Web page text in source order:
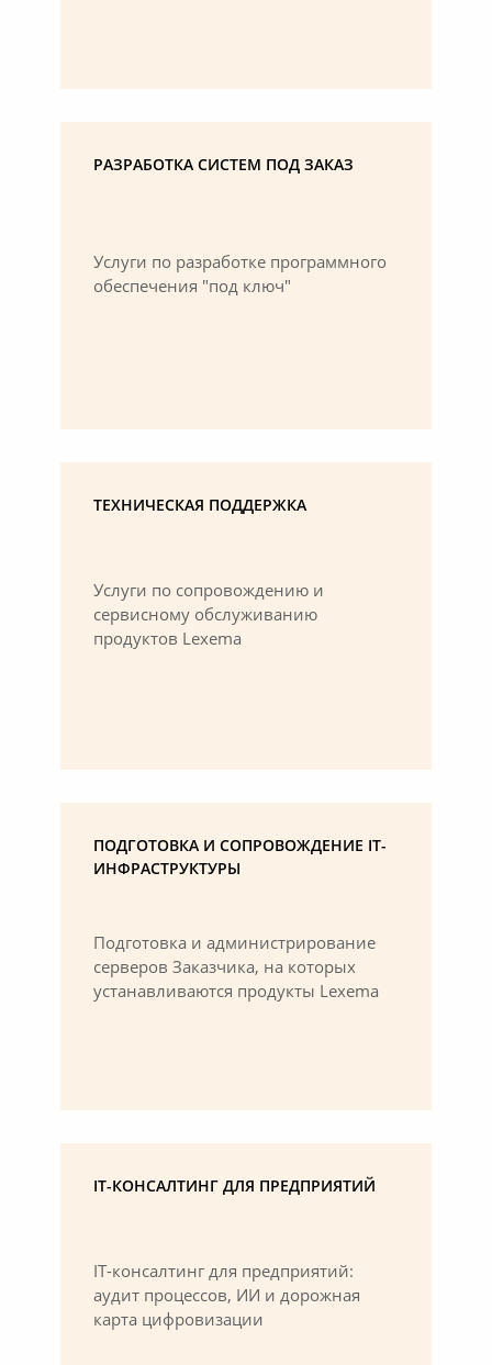
РАЗРАБОТКА СИСТЕМ ПОД ЗАКАЗ
Услуги по разработке программного
обеспечения "под ключ"
ТЕХНИЧЕСКАЯ ПОДДЕРЖКА
Услуги по сопровождению и
сервисному обслуживанию
продуктов Lexema
ПОДГОТОВКА И СОПРОВОЖДЕНИЕ IT-
ИНФРАСТРУКТУРЫ
Подготовка и администрирование
серверов Заказчика, на которых
устанавливаются продукты Lexema
IT-КОНСАЛТИНГ ДЛЯ ПРЕДПРИЯТИЙ
IT-консалтинг для предприятий:
аудит процессов, ИИ и дорожная
карта цифровизации